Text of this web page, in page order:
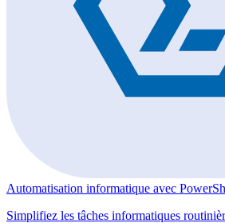
Automatisation informatique avec
Simplifiez les tâches informatiques